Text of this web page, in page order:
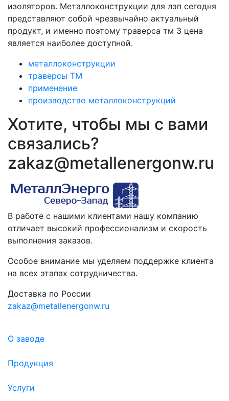
изоляторов. Металлоконструкции для лэп сегодня
представляют собой чрезвычайно актуальный
продукт, и именно поэтому траверса тм 3 цена
является наиболее доступной.
металлоконструкции
траверсы ТМ
применение
производство металлоконструкций
Хотите, чтобы мы с вами
связались?
zakaz@metallenergonw.ru
В работе с нашими клиентами нашу компанию
отличает высокий профессионализм и скорость
выполнения заказов.
Особое внимание мы уделяем поддержке клиента
на всех этапах сотрудничества.
Доставка по России
zakaz@metallenergonw.ru
О заводе
Продукция
Услуги